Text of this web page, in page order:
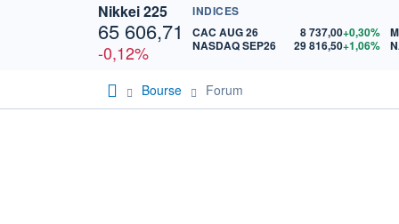
Nikkei 225
65 606,71
-0,12%
INDICES
CAC AUG 26
8 737,00+0,30%
NASDAQ SEP26
29 816,50+1,06%
Bourse Forum